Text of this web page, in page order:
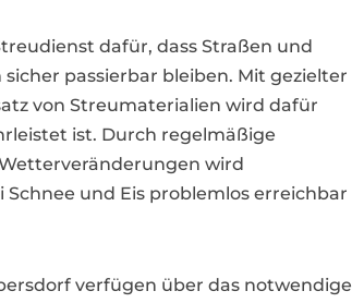
dafür, dass Straßen und
passierbar bleiben. Mit gezielter
von Streumaterialien wird dafür
ist. Durch regelmäßige
wird
und Eis problemlos erreichbar
verfügen über das notwendige